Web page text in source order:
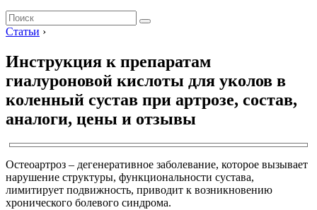
Search
for:
Статьи ›
Инструкция к препаратам
гиалуроновой кислоты для уколов в
коленный сустав при артрозе, состав,
аналоги, цены и отзывы
Остеоартроз – дегенеративное заболевание, которое вызывает
нарушение структуры, функциональности сустава,
лимитирует подвижность, приводит к возникновению
хронического болевого синдрома.